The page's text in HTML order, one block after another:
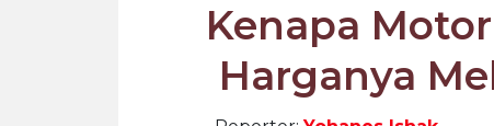
Kenapa
Harganya